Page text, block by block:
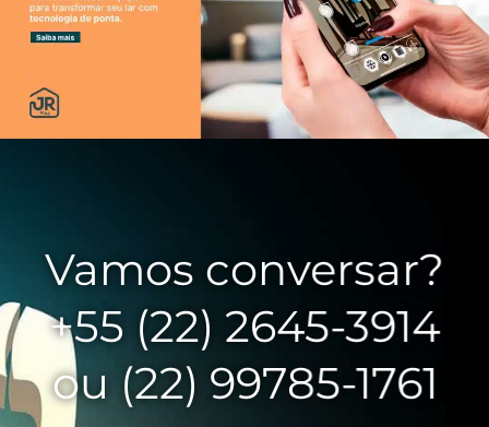
Vamos conversar?
+55 (22) 2645-3914
ou (22) 99785-1761